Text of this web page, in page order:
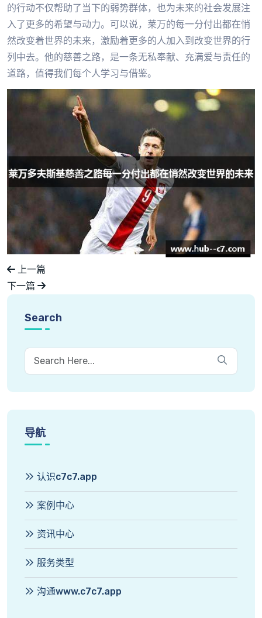
的行动不仅帮助了当下的弱势群体，也为未来的社会发展注
入了更多的希望与动力。可以说，莱万的每一分付出都在悄
然改变着世界的未来，激励着更多的人加入到改变世界的行
列中去。他的慈善之路，是一条无私奉献、充满爱与责任的
道路，值得我们每个人学习与借鉴。
上一篇
下一篇
Search
导航
认识c7c7.app
案例中心
资讯中心
服务类型
沟通www.c7c7.app